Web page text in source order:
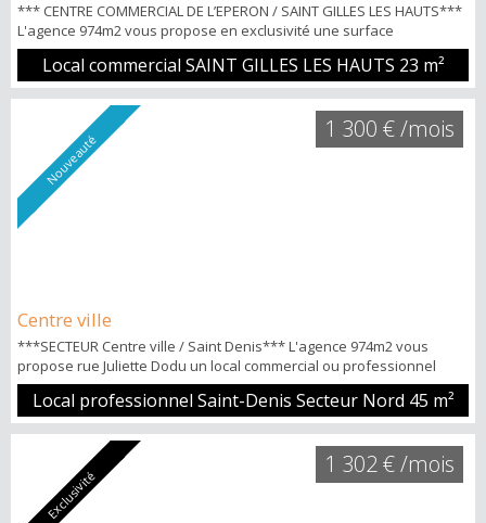
*** CENTRE COMMERCIAL DE L’EPERON / SAINT GILLES LES HAUTS***
L'agence 974m2 vous propose en exclusivité une surface
commerciale de 23m2 (boutique 1A) dans la galerie marchande du
centre commercial de l’Eperon (SUPER U). Loyer TTC CC 1185€ (dont
100€ de charges ) POINTS FORTS: -Local prêt à l'emploi -Disponibilité
immédiate Pour tous renseignements et visites Nicolas HOW
06.92.20.9...
Local commercial SAINT GILLES LES HAUTS 23 m²
Nouveauté
Centre ville
***SECTEUR Centre ville / Saint Denis*** L'agence 974m2 vous
propose rue Juliette Dodu un local commercial ou professionnel
d'environ 45 m2 en rdc prêt à l'emploi et disponible immédiat Loyer
TTC CC 1.300 € (possibilité de louer un parking 100€ / mois) POINTS
FORTS: -Proche d'une pharmacie et des cabinet médicaux -Pignon
sur rue Pour tous renseignements et visites Pascal YENE TECK ...
Local professionnel Saint-Denis Secteur Nord 45 m²
1 300 € /mois
Exclusivité
1 302 € /mois